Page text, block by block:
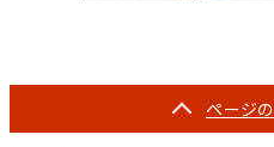
ページの